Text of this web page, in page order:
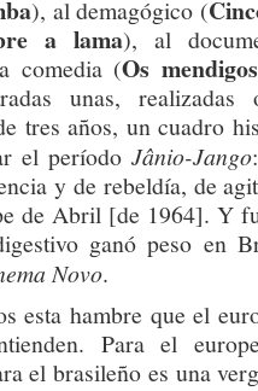
), al demagógico (
a lama), al
comedia (Os mendigos
unas, realizadas
tres años, un cuadro
el períodoJânio-Jango
y de rebeldía, de
de Abril [de 1964]. Y
ganó peso en
Novo.
esta hambre que el
Para el
el brasileño es una